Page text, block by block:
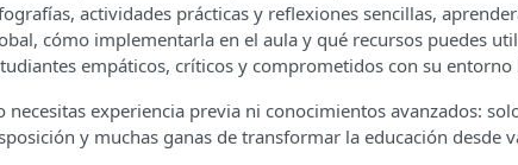
actividades prácticas y reflexiones sencillas,
cómo implementarla en el aula y qué recursos puedes
empáticos, críticos y comprometidos con su entorno
necesitas experiencia previa ni conocimientos avanzados:
y muchas ganas de transformar la educación desde